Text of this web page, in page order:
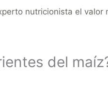
nutricionista el
del